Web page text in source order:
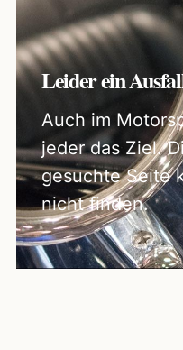
Leider ein
Auch im
jeder das Ziel.
gesuchte Seite
nicht finden.